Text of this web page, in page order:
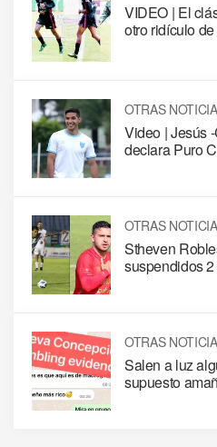
VIDEO | El
otro ridículo
OTRAS
Video | Jesús
declara Puro
OTRAS
Stheven
suspendidos
OTRAS
Salen a luz
supuesto